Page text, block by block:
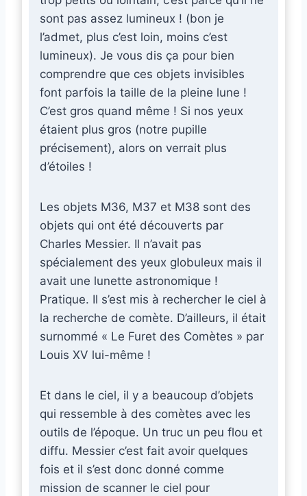
sont pas assez lumineux ! (bon je
l’admet, plus c’est loin, moins c’est
lumineux). Je vous dis ça pour bien
comprendre que ces objets invisibles
font parfois la taille de la pleine lune !
C’est gros quand même ! Si nos yeux
étaient plus gros (notre pupille
précisement), alors on verrait plus
d’étoiles !
Les objets M36, M37 et M38 sont des
objets qui ont été découverts par
Charles Messier. Il n’avait pas
spécialement des yeux globuleux mais il
avait une lunette astronomique !
Pratique. Il s’est mis à rechercher le ciel à
la recherche de comète. D’ailleurs, il était
surnommé « Le Furet des Comètes » par
Louis XV lui-même !
Et dans le ciel, il y a beaucoup d’objets
qui ressemble à des comètes avec les
outils de l’époque. Un truc un peu flou et
diffu. Messier c’est fait avoir quelques
fois et il s’est donc donné comme
mission de scanner le ciel pour